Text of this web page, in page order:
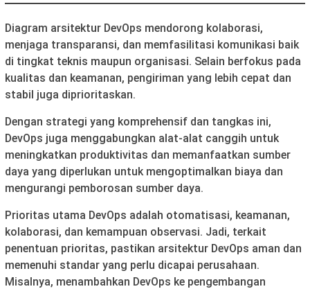
Diagram arsitektur DevOps mendorong kolaborasi,
menjaga transparansi, dan memfasilitasi komunikasi baik
di tingkat teknis maupun organisasi. Selain berfokus pada
kualitas dan keamanan, pengiriman yang lebih cepat dan
stabil juga diprioritaskan.
Dengan strategi yang komprehensif dan tangkas ini,
DevOps juga menggabungkan alat-alat canggih untuk
meningkatkan produktivitas dan memanfaatkan sumber
daya yang diperlukan untuk mengoptimalkan biaya dan
mengurangi pemborosan sumber daya.
Prioritas utama DevOps adalah otomatisasi, keamanan,
kolaborasi, dan kemampuan observasi. Jadi, terkait
penentuan prioritas, pastikan arsitektur DevOps aman dan
memenuhi standar yang perlu dicapai perusahaan.
Misalnya, menambahkan DevOps ke pengembangan